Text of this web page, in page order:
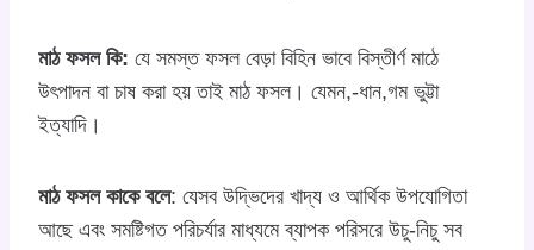
মাঠ ফসল কি: যে সমস্ত ফসল বেড়া বিহিন ভাবে বিস্তীর্ণ মাঠে
উৎপাদন বা চাষ করা হয় তাই মাঠ ফসল। যেমন,-ধান,গম ভুট্টা
ইত্যাদি।
মাঠ ফসল কাকে বলে: যেসব উদ্ভিদের খাদ্য ও আর্থিক ‍উপযোগিতা
আছে এবং সমষ্টিগত পরিচর্যার মাধ্যমে ব্যাপক পরিসরে উচু-নিচু সব